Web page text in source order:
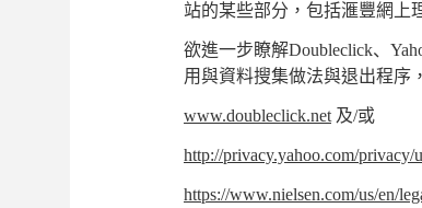
站的某些部分，包括滙豐網上
欲進一步瞭解Doubleclick、
用與資料搜集做法與退出程序
www.doubleclick.net 及/或
http://privacy.yahoo.com/privacy/
https://www.nielsen.com/us/en/